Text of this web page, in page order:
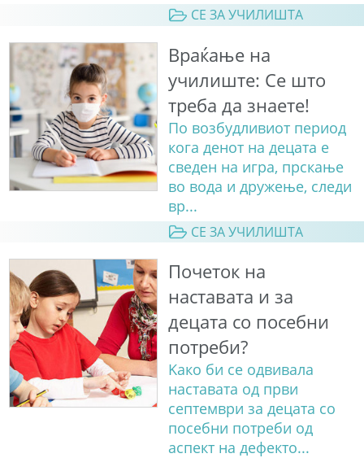
СЕ ЗА УЧИЛИШТА
Враќање на
училиште: Сe што
треба да знаете!
По возбудливиот период
кога денот на децата е
сведен на игра, прскање
во вода и дружење, следи
вр...
СЕ ЗА УЧИЛИШТА
Почеток на
наставата и за
децата со посебни
потреби?
Kaко би се одвивала
наставата од први
септември за децата со
посебни потреби од
аспект на дефекто...